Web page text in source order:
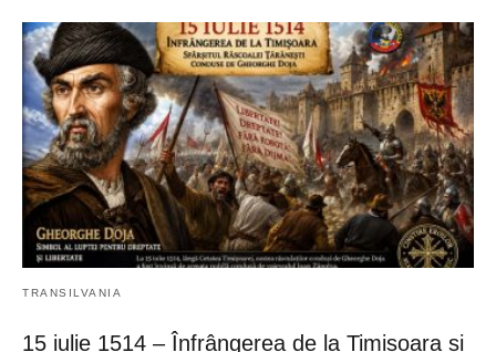
TRANSILVANIA
15 iulie 1514 – Înfrângerea de la Timișoara și